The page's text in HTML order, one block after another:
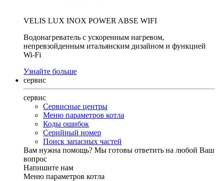
VELIS LUX INOX POWER ABSE WIFI
Водонагреватель с ускоренным нагревом,
непревзойденным итальянским дизайном и функцией
Wi-Fi
Узнайте больше
сервис
сервис
Сервисные центры
Меню параметров котла
Коды ошибок
Серийный номер
Поиск запасных частей
Вам нужна помощь? Мы готовы ответить на любой Ваш
вопрос
Напишите нам
Меню параметров котла